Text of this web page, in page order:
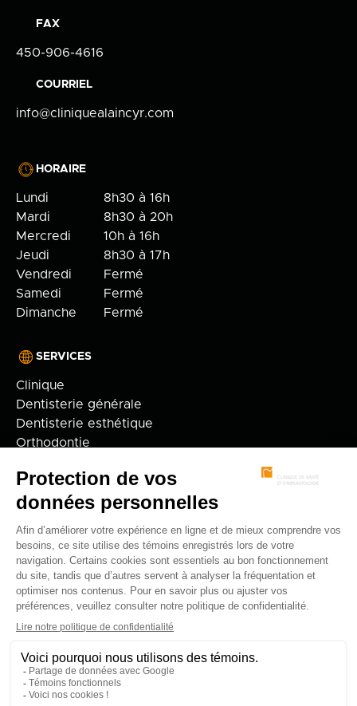
FAX
450-906-4616
COURRIEL
info@cliniquealaincyr.com
HORAIRE
Lundi
8h30 à 16h
Mardi
8h30 à 20h
Mercredi
10h à 16h
Jeudi
8h30 à 17h
Vendredi
Fermé
Samedi
Fermé
Dimanche
Fermé
SERVICES
Clinique
Dentisterie générale
Dentisterie esthétique
Orthodontie
Technologie
Adulte
FAQ
Politique de confidentialité
© 2026 Clinique dentaire Alain Cyr.
Développement web par